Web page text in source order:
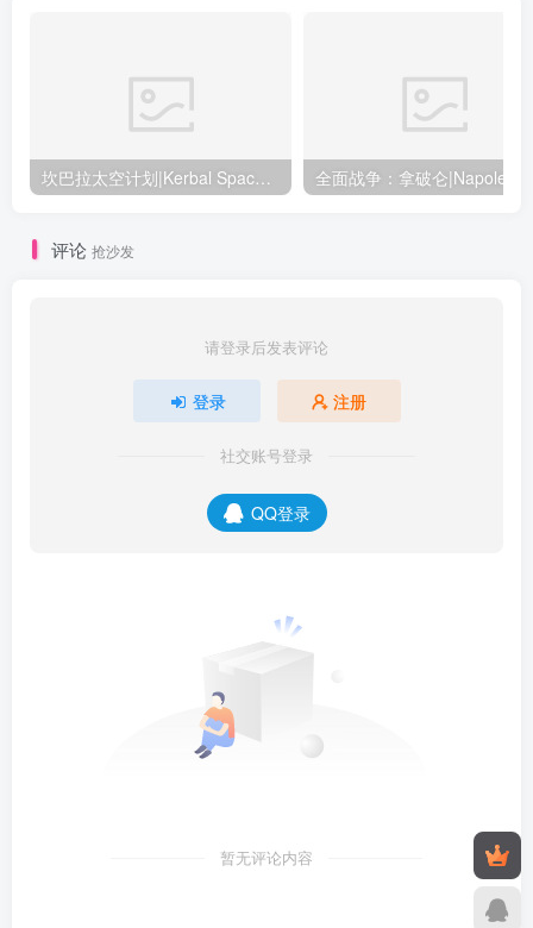
坎巴拉太空计划|Kerbal Space Program|1.12.5.3190|整合全DLC
评论 抢沙发
请登录后发表评论
登录 注册
社交账号登录
QQ登录
暂无评论内容